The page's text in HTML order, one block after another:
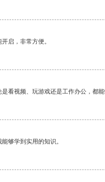
启，非常方便。
看视频、玩游戏还是工作办公，都
够学到实用的知识。